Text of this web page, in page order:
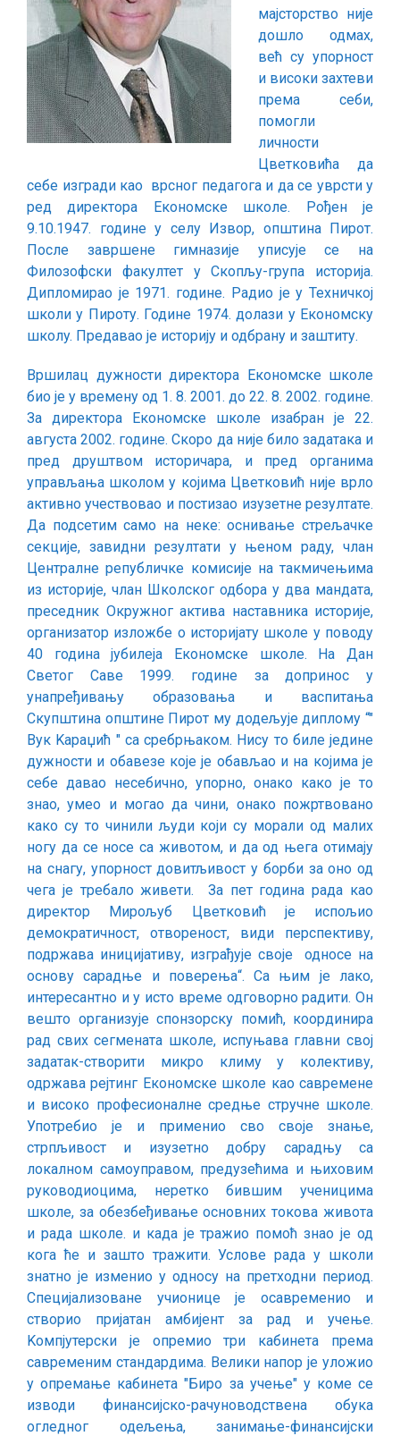
мајсторство није
дошло одмах,
већ су упорност
и високи захтеви
према себи,
помогли
личности
Цветковића да
себе изгради као врсног педагога и да се уврсти у
ред директора Економске школе. Рођен је
9.10.1947. године у селу Извор, општина Пирот.
После завршене гимназије уписује се на
Филозофски факултет у Скопљу-група историја.
Дипломирао је 1971. године. Радио је у Техничкој
школи у Пироту. Године 1974. долази у Економскy
школy. Предавао је историју и одбрану и заштиту.
Вршилац дужности директора Економске школе
био је у времену од 1. 8. 2001. до 22. 8. 2002. године.
За директора Економске школе изабран је 22.
августа 2002. године. Скоро да није било задатака и
пред друштвом историчара, и пред органима
управљања школом у којима Цветковић није врло
активно учествовао и постизао изузетне резултате.
Да подсетим само на неке: оснивање стрељачке
секције, завидни резултати у њеном радy, члан
Централне републичке комисије на такмичењима
из историје, члан Школског одбора у два мандата,
преседник Окружног актива наставника историје,
организатор изложбе о историјату школе у поводу
40 година јубилеја Економске школе. На Дан
Светог Саве 1999. године за допринос у
унапређивањy образовања и васпитања
Скупштина општине Пирот му додељује диплому “″
Вук Kараџић ″ са сребрњаком. Нису то биле једине
дужности и обавезе које је обављао и на којима је
себе давао несебично, упорно, онако како је то
знао, умео и могао да чини, онако пожртвовано
како су то чинили људи који су морали од малих
ногу да се носе са животом, и да од њега отимају
на снагу, упорност довитљивост у борби за оно од
чега је требало живети. За пет година рада као
директор Мирољуб Цветковић је испољио
демократичност, отвореност, види перспективу,
подржава иницијативу, изграђује своје односе на
основу сарадње и поверења“. Са њим је лако,
интересантно и у исто време одговорно радити. Он
вешто организује спонзорску помић, координира
рад свих сегмената школе, испуњава главни свој
задатак-створити микро климу у колективу,
одржава рејтинг Економске школе као савремене
и високо професионалне средње стручне школе.
Употребио је и применио сво своје знање,
стрпљивост и изузетно добру сарадњу са
локалном самоуправом, предузећима и њиховим
руководиоцима, неретко бившим ученицима
школе, за обезбеђивање основних токова живота
и рада школе. и када је тражио помоћ знао је од
кога ће и зашто тражити. Услове рада у школи
знатно је изменио у односу на претходни период.
Специјализоване учионице је осавременио и
створио пријатан амбијент за рад и учење.
Kомпјутерски је опремио три кабинета према
савременим стандардима. Велики напор је уложио
у опремање кабинета ″Биро за учење″ у коме се
изводи финансијско-рачуноводствена обука
огледног одељења, занимање-финансијски